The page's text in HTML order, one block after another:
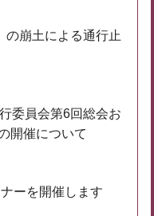
の崩土による通行止
委員会第6回総会お
開催について
ーを開催します